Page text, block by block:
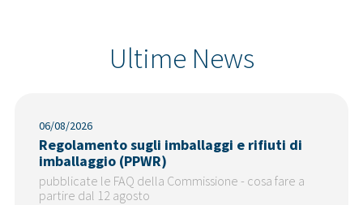
Ultime News
06/08/2026
Regolamento sugli imballaggi e rifiuti di
imballaggio (PPWR)
pubblicate le FAQ della Commissione - cosa fare a
partire dal 12 agosto